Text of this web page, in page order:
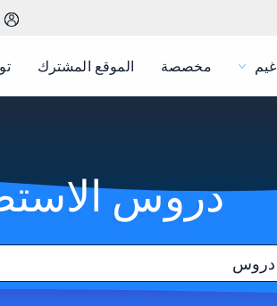
غيم مخصصة الموقع المشترك
دروس